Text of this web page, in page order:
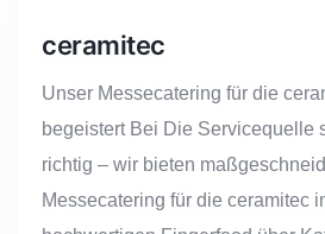
ceramitec
Unser Messecatering für die
begeistert Bei Die Servicequelle
richtig – wir bieten
Messecatering für die ceramitec